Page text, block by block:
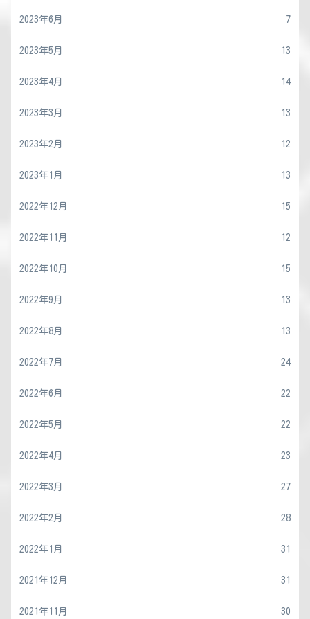
2023年6月 7
2023年5月 13
2023年4月 14
2023年3月 13
2023年2月 12
2023年1月 13
2022年12月 15
2022年11月 12
2022年10月 15
2022年9月 13
2022年8月 13
2022年7月 24
2022年6月 22
2022年5月 22
2022年4月 23
2022年3月 27
2022年2月 28
2022年1月 31
2021年12月 31
2021年11月 30